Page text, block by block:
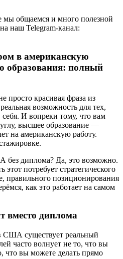
общаемся и много полезной
наш Telegram-канал:
в американскую
образования: полный
просто красивая фраза из
возможность для тех,
себя. И вопреки тому, что вам
высшее образование —
на американскую работу.
диплома? Да, это возможно.
потребует стратегического
правильного позиционирования
как это работает на самом
вместо диплома
США существует реальный
часто волнует не то, что вы
что вы можете делать прямо